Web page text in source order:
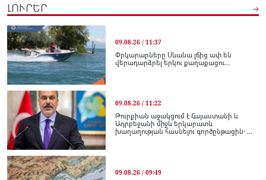
ԼՈՒՐԵՐ
09.08.26 / 11:37
Փրկարարները Սևանա լճից ափ են
վերադարձրել երկու քաղաքացու...
09.08.26 / 11:22
Թուրքիան աջակցում է Հայաստանի և
Ադրբեջանի միջև երկարատև
խաղաղության հասնելու գործընթացին․ ...
09.08.26 / 09:49